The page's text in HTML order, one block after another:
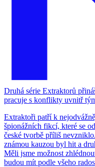
Druhá série Extraktorů
pracuje s konflikty uvnitř
Extraktoři patří k
špionážních fikcí, které se
české tvorbě příliš
známou kauzou byl hit a
Měli jsme možnost
budou mít podle všeho